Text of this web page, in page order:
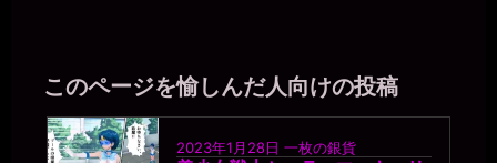
このページを愉しんだ人向けの投稿
2023年1月28日 一枚の銀貨